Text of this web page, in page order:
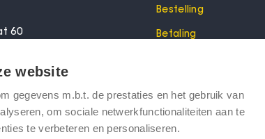
60
Bel dan voor een
Bestelling
Betaling
Retourneren
website
gegevens m.b.t. de prestaties en het gebruik van
om sociale netwerkfunctionaliteiten aan te
te verbeteren en personaliseren.